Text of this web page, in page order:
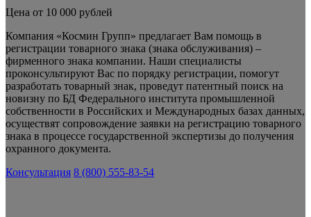
Цена от 10 000 рублей
Компания «Космин Групп» предлагает Вам помощь в
регистрации товарного знака (знака обслуживания) –
фирменного знака компании. Наши специалисты
проконсультируют Вас по порядку регистрации, помогут
разработать товарный знак, проведут патентный поиск на
новизну по БД Федерального института промышленной
собственности в Российских и Международных базах данных,
осуществят сопровождение заявки на регистрацию товарного
знака в процессе государственной экспертизы до получения
охранного документа.
Консультация 8 (800) 555-83-54